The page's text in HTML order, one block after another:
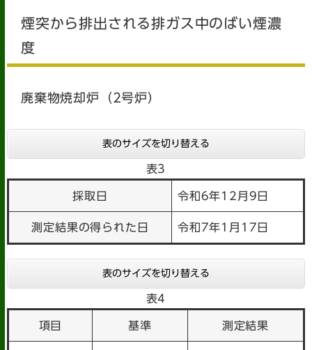
煙突から排出される排ガス中のばい煙濃
度
廃棄物焼却炉（2号炉）
表のサイズを切り替える
表3
採取日 令和6年12月9日
測定結果の得られた日 令和7年1月17日
表のサイズを切り替える
表4
項目 基準 測定結果